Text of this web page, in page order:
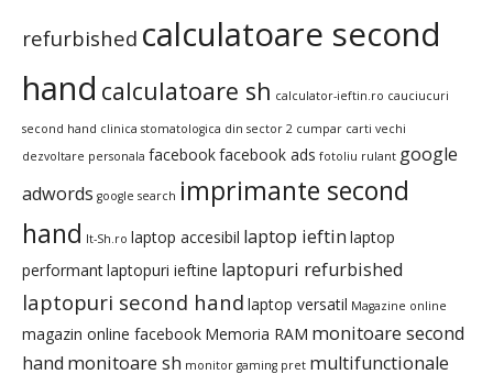
refurbished calculatoare second
hand calculatoare sh calculator-ieftin.ro cauciucuri
second hand clinica stomatologica din sector 2 cumpar carti vechi
dezvoltare personala facebookfacebook ads fotoliu rulant google
adwords google search imprimante second
hand It-Sh.ro laptop accesibil laptop ieftin laptop
performantlaptopuri ieftine laptopuri refurbished
laptopuri second hand laptop versatil Magazine online
magazin online facebook Memoria RAM monitoare second
hand monitoare sh monitor gaming pret multifunctionale